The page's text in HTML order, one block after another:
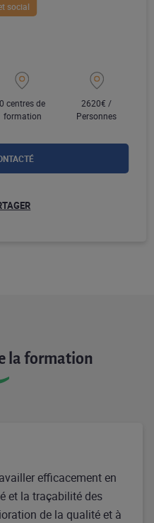
social
0 centres de
formation
2620€ /
Personnes
la formation
efficacement en
et la traçabilité des
de la qualité et à